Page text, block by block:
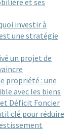
et ses
investir à
une stratégie
un projet de
propriété : une
avec les biens
Déficit Foncier
clé pour réduire